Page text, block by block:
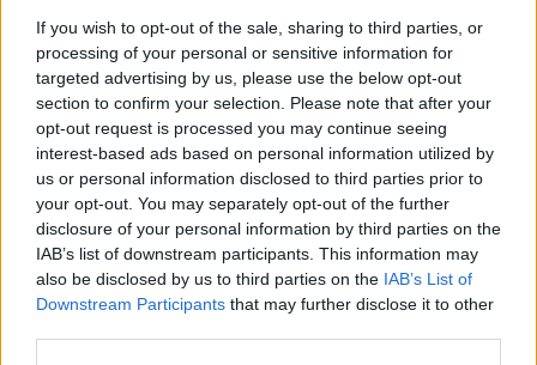
If you wish to opt-out of the sale, sharing to third parties, or
processing of your personal or sensitive information for
targeted advertising by us, please use the below opt-out
section to confirm your selection. Please note that after your
opt-out request is processed you may continue seeing
interest-based ads based on personal information utilized by
us or personal information disclosed to third parties prior to
your opt-out. You may separately opt-out of the further
disclosure of your personal information by third parties on the
IAB’s list of downstream participants. This information may
also be disclosed by us to third parties on the IAB’s List of
Downstream Participants that may further disclose it to other
Qué hacer de comer hoy rápido y barato: ideas
reales para salir del “no sé qué cocinar”
LEER